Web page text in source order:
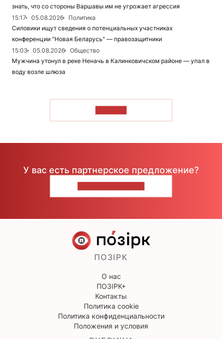
знать, что со стороны Варшавы им не угрожает агрессия
15:17
05.08.2026
Политика
Силовики ищут сведения о потенциальных участниках
конференции "Новая Беларусь" — правозащитники
15:03
05.08.2026
Общество
Мужчина утонул в реке Неначь в Калинковичском районе — упал в
воду возле шлюза
У вас есть партнерское предложение?
ПОЗІРК
О нас
ПОЗІРК+
Контакты
Политика cookie
Политика конфиденциальности
Положения и условия